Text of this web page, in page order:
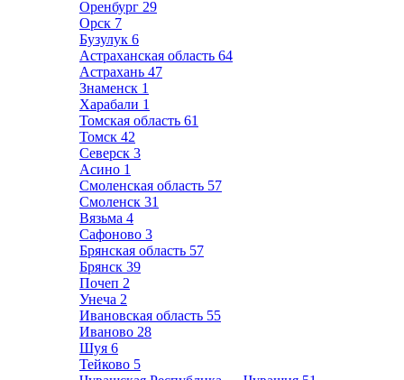
Оренбург 29
Орск 7
Бузулук 6
Астраханская область 64
Астрахань 47
Знаменск 1
Харабали 1
Томская область 61
Томск 42
Северск 3
Асино 1
Смоленская область 57
Смоленск 31
Вязьма 4
Сафоново 3
Брянская область 57
Брянск 39
Почеп 2
Унеча 2
Ивановская область 55
Иваново 28
Шуя 6
Тейково 5